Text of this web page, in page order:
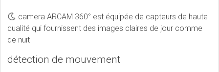
camera ARCAM 360° est équipée de capteurs de haute
qualité qui fournissent des images claires de jour comme
de nuit
détection de mouvement